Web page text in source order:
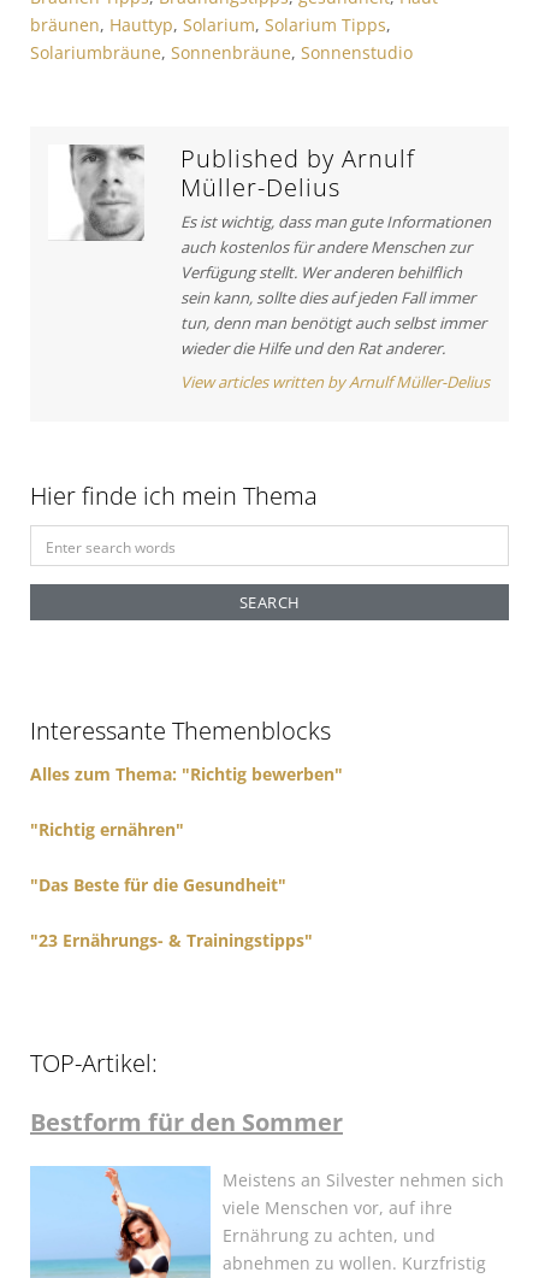
g
s
A
r
c
l
bräunen, Hauttyp, Solarium, Solarium Tipps,
Solariumbräune, Sonnenbräune, Sonnenstudio
Published by Arnulf
Müller-Delius
Es ist wichtig, dass man gute Informationen
auch kostenlos für andere Menschen zur
Verfügung stellt. Wer anderen behilflich
sein kann, sollte dies auf jeden Fall immer
tun, denn man benötigt auch selbst immer
wieder die Hilfe und den Rat anderer.
View articles written by Arnulf Müller-Delius
Hier finde ich mein Thema
e
r
o
Interessante Themenblocks
Alles zum Thema: "Richtig bewerben"
"Richtig ernähren"
"Das Beste für die Gesundheit"
"23 Ernährungs- & Trainingstipps"
TOP-Artikel:
Bestform für den Sommer
Meistens an Silvester nehmen sich
viele Menschen vor, auf ihre
Ernährung zu achten, und
abnehmen zu wollen. Kurzfristig